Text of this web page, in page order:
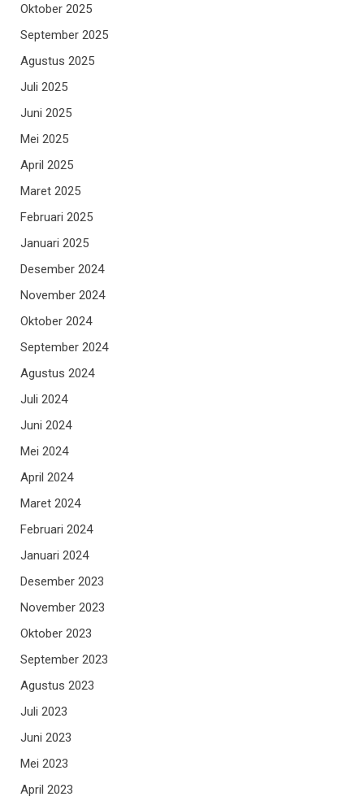
Oktober 2025
September 2025
Agustus 2025
Juli 2025
Juni 2025
Mei 2025
April 2025
Maret 2025
Februari 2025
Januari 2025
Desember 2024
November 2024
Oktober 2024
September 2024
Agustus 2024
Juli 2024
Juni 2024
Mei 2024
April 2024
Maret 2024
Februari 2024
Januari 2024
Desember 2023
November 2023
Oktober 2023
September 2023
Agustus 2023
Juli 2023
Juni 2023
Mei 2023
April 2023